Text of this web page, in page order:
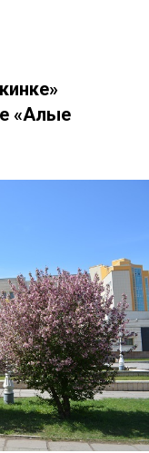
«Алые